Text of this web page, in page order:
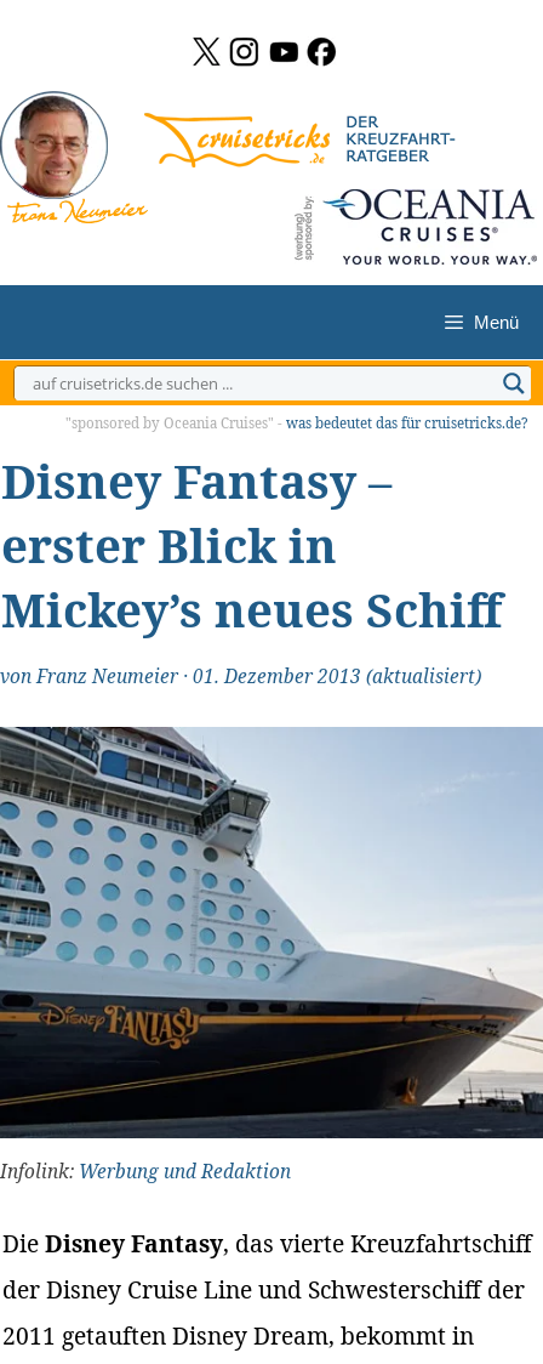
springen
Menü
"sponsored by Oceania Cruises" - was bedeutet das für cruisetricks.de?
Disney Fantasy –
erster Blick in
Mickey’s neues Schiff
vonFranz Neumeier·01. Dezember 2013 (aktualisiert)
Infolink: Werbung und Redaktion
DieDisney Fantasy, das vierte Kreuzfahrtschiff
der Disney Cruise Line und Schwesterschiff der
2011 getauften Disney Dream, bekommt in
"Transparent und ehrlich"